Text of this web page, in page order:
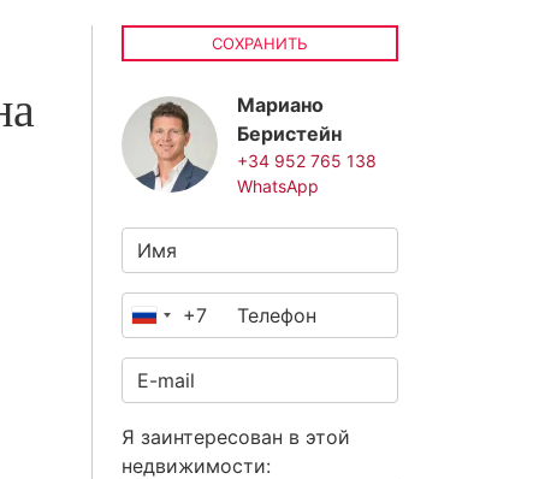
СОХРАНИТЬ
Мариано
Беристейн
+34 952 765 138
WhatsApp
Россия
+7
Я заинтересован в этой
недвижимости: